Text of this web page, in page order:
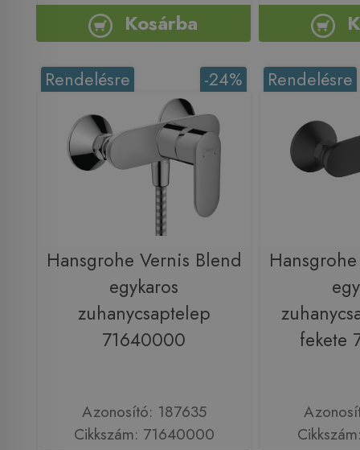
Kosárba
-24%
Rendelésre
Hansgrohe Vernis Blend
egykaros
zuhanycsaptelep
71640000
Azonosító: 187635
Cikkszám: 71640000
Rendelésre
fekete